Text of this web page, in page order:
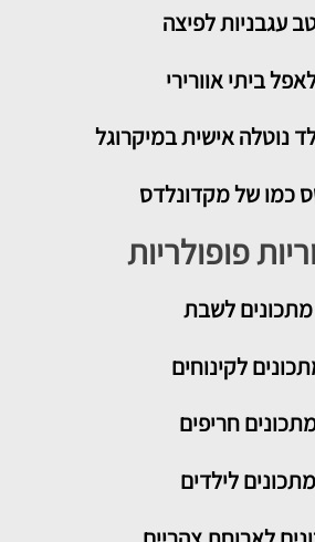
עגבניות לפיצה
ביתי אוורירי
נוטלה אישית במיקרוגל
כמו של מקדונלדס
פופולריות
מתכוניםלשבת
לקינוחים
חריפים
מתכונים לילדים